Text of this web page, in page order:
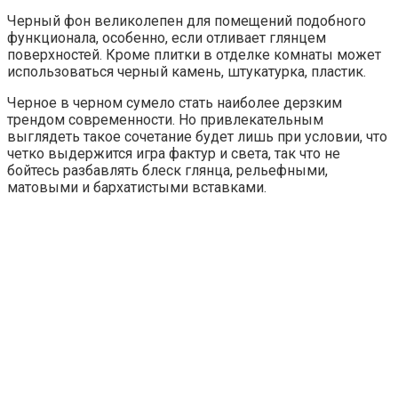
Черный фон великолепен для помещений подобного
функционала, особенно, если отливает глянцем
поверхностей. Кроме плитки в отделке комнаты может
использоваться черный камень, штукатурка, пластик.
Черное в черном сумело стать наиболее дерзким
трендом современности. Но привлекательным
выглядеть такое сочетание будет лишь при условии, что
четко выдержится игра фактур и света, так что не
бойтесь разбавлять блеск глянца, рельефными,
матовыми и бархатистыми вставками.